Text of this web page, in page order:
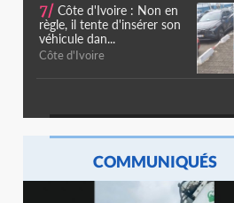
7/ Côte d'Ivoire : Non en
règle, il tente d'insérer son
véhicule dan...
Côte d'Ivoire
COMMUNIQUÉS